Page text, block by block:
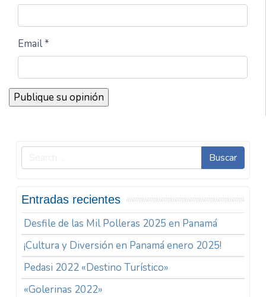
Email *
Buscar
Entradas recientes
Desfile de las Mil Polleras 2025 en Panamá
¡Cultura y Diversión en Panamá enero 2025!
Pedasi 2022 «Destino Turístico»
«Golerinas 2022»